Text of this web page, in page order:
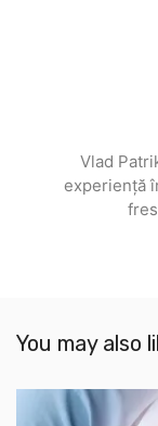
Vlad
experiență
You may also